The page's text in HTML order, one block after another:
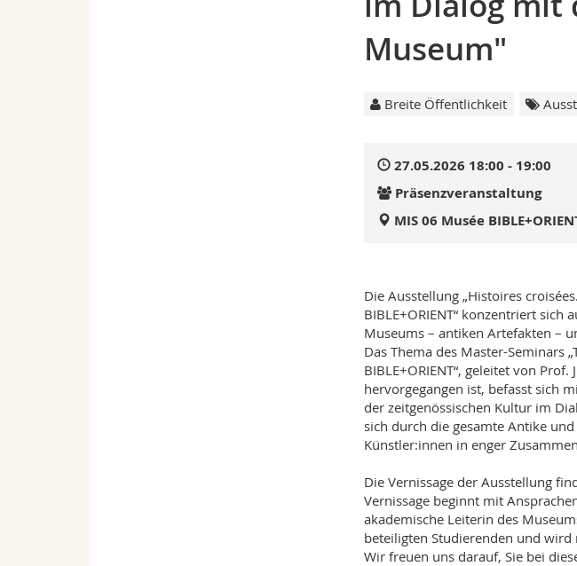
Museum"
Breite Öffentlichkeit
27.05.2026 18:00 - 19:00
Präsenzveranstaltung
MIS 06 Musée
Die Ausstellung „Histoires
BIBLE+ORIENT“ konzentriert
Museums – antiken Artefakten –
Das Thema des Master-Seminars
BIBLE+ORIENT“, geleitet von
hervorgegangen ist, befasst sich
der zeitgenössischen Kultur im
sich durch die gesamte Antike
Künstler:innen in enger
Die Vernissage der Ausstellung
Vernissage beginnt mit
akademische Leiterin des
beteiligten Studierenden und
Wir freuen uns darauf, Sie bei